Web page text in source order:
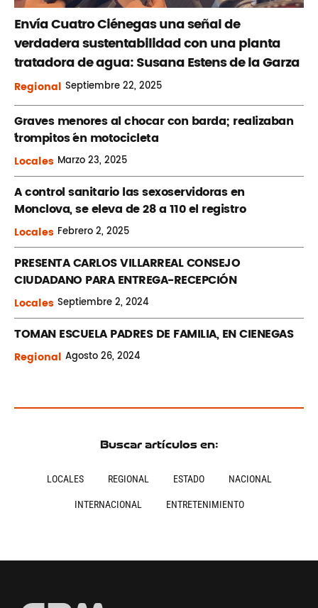
Envía Cuatro Ciénegas una señal de
verdadera sustentabilidad con una planta
tratadora de agua: Susana Estens de la Garza
Regional Septiembre22, 2025
Graves menores al chocar con barda; realizaban
´trompitos ´en motocicleta
Locales Marzo23, 2025
A control sanitario las sexoservidoras en
Monclova, se eleva de 28 a 110 el registro
Locales Febrero2, 2025
PRESENTA CARLOS VILLARREAL CONSEJO
CIUDADANO PARA ENTREGA-RECEPCIÓN
Locales Septiembre2, 2024
TOMAN ESCUELA PADRES DE FAMILIA, EN CIENEGAS
Regional Agosto26, 2024
Buscar artículos en:
LOCALES REGIONAL ESTADO NACIONAL
INTERNACIONAL ENTRETENIMIENTO